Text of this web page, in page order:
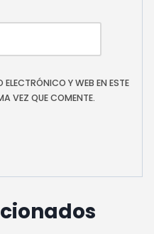
Y WEB EN ESTE
VEZ QUE COMENTE.